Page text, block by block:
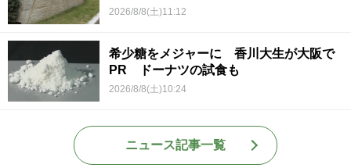
2026/8/8(土)11:12
希少糖をメジャーに 香川大生が大阪で
PR ドーナツの試食も
2026/8/8(土)10:24
ニュース記事一覧